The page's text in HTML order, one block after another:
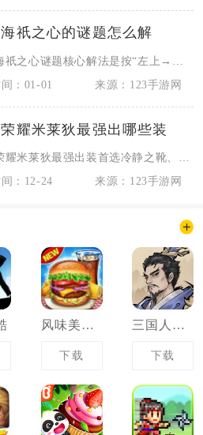
祇之心的谜题怎么解
：01-01
来源：123手游网
耀米莱狄最强出哪些装
王者荣耀米莱狄最强出装首选冷静之靴、痛苦面具、日暮之流、凝冰之息、博学者之怒...
：12-24
来源：123手游网
风味美食街
下载
三国人生轮回录
下载